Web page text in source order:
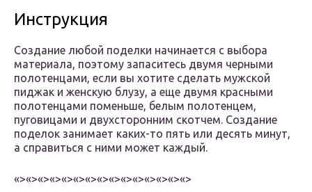
Инструкция
Создание любой поделки начинается с выбора
материала, поэтому запаситесь двумя черными
полотенцами, если вы хотите сделать мужской
пиджак и женскую блузу, а еще двумя красными
полотенцами поменьше, белым полотенцем,
пуговицами и двухсторонним скотчем. Создание
поделок занимает каких-то пять или десять минут,
а справиться с ними может каждый.
«>«>«>«>«>«>«>«>«>«>«>«>«>«>«>